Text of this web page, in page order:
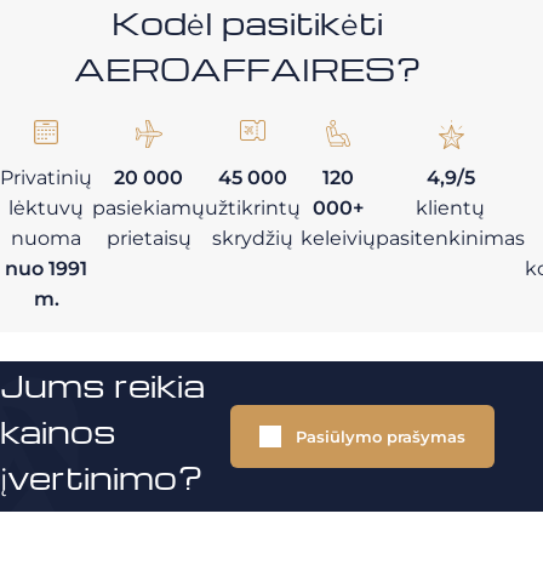
Kodėl pasitikėti
AEROAFFAIRES?
Privatinių
lėktuvų
nuoma
nuo 1991
m.
20 000
pasiekiamų
prietaisų
45 000
užtikrintų
skrydžių
120
000+
keleivių
4,9/5
klientų
pasitenkinimas
Jums reikia
kainos
įvertinimo?
Pasiūlymo prašymas